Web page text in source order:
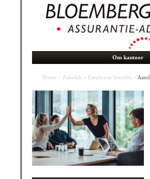
Ons kantoor
Home > Zakelijk > Employee benefits >